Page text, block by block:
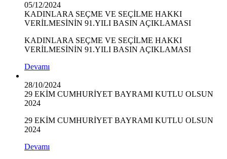
05/12/2024
KADINLARA SEÇME VE SEÇİLME HAKKI
VERİLMESİNİN 91.YILI BASIN AÇIKLAMASI
KADINLARA SEÇME VE SEÇİLME HAKKI
VERİLMESİNİN 91.YILI BASIN AÇIKLAMASI
Devamı
28/10/2024
29 EKİM CUMHURİYET BAYRAMI KUTLU OLSUN
2024
29 EKİM CUMHURİYET BAYRAMI KUTLU OLSUN
2024
Devamı